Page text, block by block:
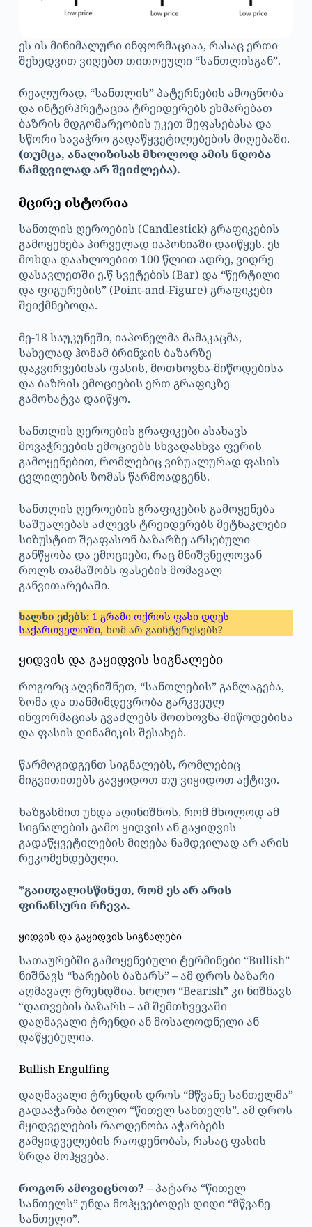
ეს ის მინიმალური ინფორმაციაა, რასაც ერთი
შეხედვით ვიღებთ თითოეული “სანთლისგან”.
რეალურად, “სანთლის” პატერნების ამოცნობა
და ინტერპრეტაცია ტრეიდერებს ეხმარებათ
ბაზრის მდგომარეობის უკეთ შეფასებასა და
სწორი სავაჭრო გადაწყვეტილებების მიღებაში.
(თუმცა, ანალიზისას მხოლოდ ამის ნდობა
ნამდვილად არ შეიძლება).
მცირე ისტორია
სანთლის ღეროების (Candlestick) გრაფიკების
გამოყენება პირველად იაპონიაში დაიწყეს. ეს
მოხდა დაახლოებით 100 წლით ადრე, ვიდრე
დასავლეთში ე.წ სვეტების (Bar) და “წერტილი
და ფიგურების” (Point-and-Figure) გრაფიკები
შეიქმნებოდა.
მე-18 საუკუნეში, იაპონელმა მამაკაცმა,
სახელად ჰომამ ბრინჯის ბაზარზე
დაკვირვებისას ფასის, მოთხოვნა-მიწოდებისა
და ბაზრის ემოციების ერთ გრაფიკზე
გამოხატვა დაიწყო.
სანთლის ღეროების გრაფიკები ასახავს
მოვაჭრეების ემოციებს სხვადასხვა ფერის
გამოყენებით, რომლებიც ვიზუალურად ფასის
ცვლილების ზომას წარმოადგენს.
სანთლის ღეროების გრაფიკების გამოყენება
საშუალებას აძლევს ტრეიდერებს მეტნაკლები
სიზუსტით შეაფასონ ბაზარზე არსებული
განწყობა და ემოციები, რაც მნიშვნელოვან
როლს თამაშობს ფასების მომავალ
განვითარებაში.
ხალხი ეძებს: 1 გრამი ოქროს ფასი დღეს
საქართველოში, ხომ არ გაინტერესებს?
ყიდვის და გაყიდვის სიგნალები
როგორც აღვნიშნეთ, “სანთლების” განლაგება,
ზომა და თანმიმდევრობა გარკვეულ
ინფორმაციას გვაძლებს მოთხოვნა-მიწოდებისა
და ფასის დინამიკის შესახებ.
წარმოგიდგენთ სიგნალებს, რომლებიც
მიგვითითებს გავყიდოთ თუ ვიყიდოთ აქტივი.
ხაზგასმით უნდა აღინიშნოს, რომ მხოლოდ ამ
სიგნალების გამო ყიდვის ან გაყიდვის
გადაწყვეტილების მიღება ნამდვილად არ არის
რეკომენდებული.
*გაითვალისწინეთ, რომ ეს არ არის
ფინანსური რჩევა.
ყიდვის და გაყიდვის სიგნალები
სათაურებში გამოყენებული ტერმინები “Bullish”
ნიშნავს “ხარების ბაზარს” – ამ დროს ბაზარი
აღმავალ ტრენდშია. ხოლო “Bearish” კი ნიშნავს
“დათვების ბაზარს – ამ შემთხვევაში
დაღმავალი ტრენდი ან მოსალოდნელი ან
დაწყებულია.
Bullish Engulfing
დაღმავალი ტრენდის დროს “მწვანე სანთელმა”
გადააჭარბა ბოლო “წითელ სანთელს”. ამ დროს
მყიდველების რაოდენობა აჭარბებს
გამყიდველების რაოდენობას, რასაც ფასის
ზრდა მოჰყვება.
როგორ ამოვიცნოთ? – პატარა “წითელ
სანთელს” უნდა მოჰყვებოდეს დიდი “მწვანე
სანთელი”.